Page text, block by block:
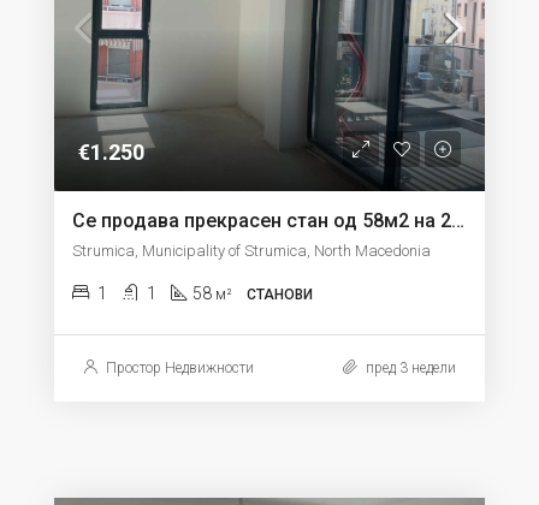
€1.250
Се продава прекрасен стан од 58м2 на 2 кат во Струмица
Strumica, Municipality of Strumica, North Macedonia
1 1 58 м² СТАНОВИ
Простор Недвижности пред 3 недели